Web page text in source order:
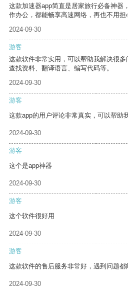
这款加速器app简直是居家旅行必备神器
作办公，都能畅享高速网络，再也不用担
2024-09-30
游客
这款软件非常实用，可以帮助我解决很
查找资料、翻译语言、编写代码等。
2024-09-30
游客
这款app的用户评论非常真实，可以帮助
2024-09-30
游客
这个是app神器
2024-09-30
游客
这个软件很好用
2024-09-30
游客
这款软件的售后服务非常好，遇到问题都
2024-09-30